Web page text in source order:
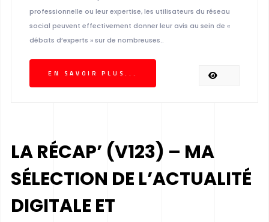
professionnelle ou leur expertise, les utilisateurs du réseau
social peuvent effectivement donner leur avis au sein de «
débats d’experts » sur de nombreuses..
EN SAVOIR PLUS...
LA RÉCAP’ (V123) – MA
SÉLECTION DE L’ACTUALITÉ
DIGITALE ET